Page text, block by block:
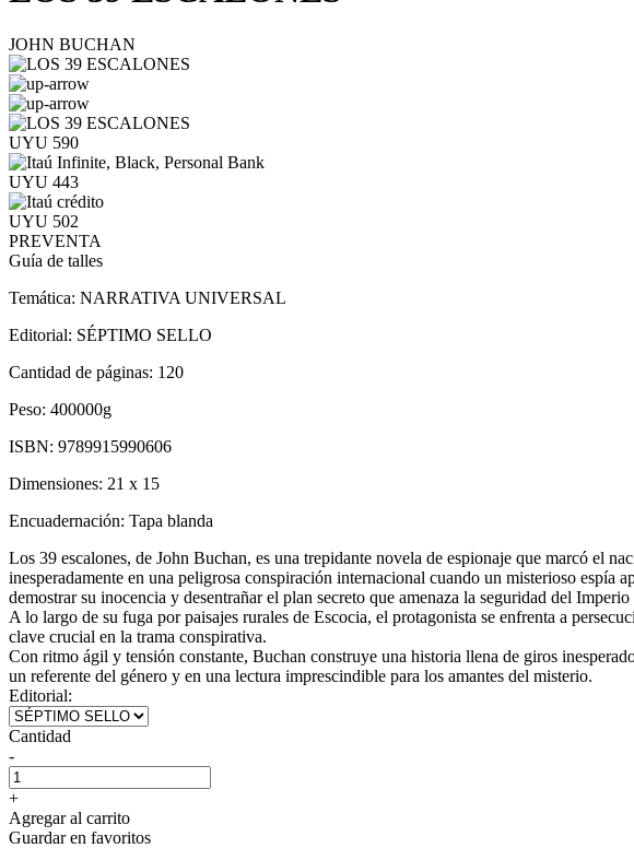
JOHN BUCHAN
UYU 590
UYU 443
UYU 502
PREVENTA
Guía de talles
Temática: NARRATIVA UNIVERSAL
Editorial: SÉPTIMO SELLO
Cantidad de páginas: 120
Peso: 400000g
ISBN: 9789915990606
Dimensiones: 21 x 15
Encuadernación: Tapa blanda
Los 39 escalones, de John Buchan, es una trepidante novela de espionaje que marcó el
inesperadamente en una peligrosa conspiración internacional cuando un misterioso espía
demostrar su inocencia y desentrañar el plan secreto que amenaza la seguridad del
A lo largo de su fuga por paisajes rurales de Escocia, el protagonista se enfrenta a
clave crucial en la trama conspirativa.
Con ritmo ágil y tensión constante, Buchan construye una historia llena de giros
un referente del género y en una lectura imprescindible para los amantes del misterio.
Editorial:
Cantidad
-
+
Agregar al carrito
Guardar en favoritos